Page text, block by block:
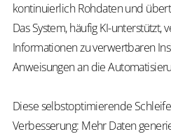
kontinuierlich Rohdaten und
Das System, häufig KI-unterstützt,
Informationen zu verwertbaren
Anweisungen an die
Diese selbstoptimierende
Verbesserung: Mehr Daten